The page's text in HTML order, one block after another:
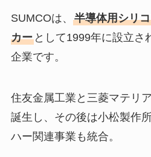
SUMCOは、 半導体用シリ
カーとして1999年に設立さ
企業です。
住友金属工業と三菱マテリ
誕生し、その後は小松製作
ハー関連事業も統合。